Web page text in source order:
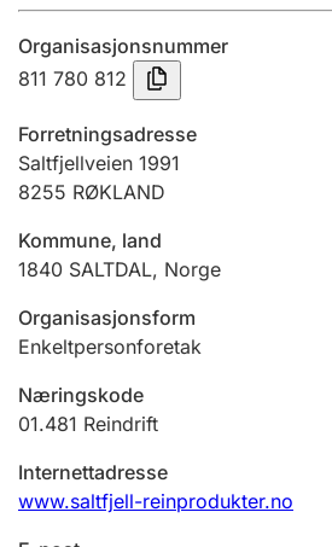
Innsending og forseinkingsgebyr
Tinglysing
Jeger
Ektepaktrettleiaren
Andre tema
Organisasjonsnummer
811 780 812
Forretningsadresse
Saltfjellveien 1991
8255 RØKLAND
Kommune, land
1840 SALTDAL, Norge
Organisasjonsform
Enkeltpersonforetak
Næringskode
01.481 Reindrift
Internettadresse
www.saltfjell-reinprodukter.no